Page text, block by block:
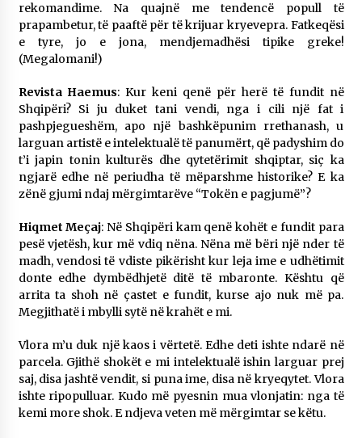
rekomandime. Na quajnë me tendencë popull të
prapambetur, të paaftë për të krijuar kryevepra. Fatkeqësi
e tyre, jo e jona, mendjemadhësi tipike greke!
(Megalomani!)
Revista Haemus: Kur keni qenë për herë të fundit në
Shqipëri? Si ju duket tani vendi, nga i cili një fat i
pashpjegueshëm, apo një bashkëpunim rrethanash, u
larguan artistë e intelektualë të panumërt, që padyshim do
t’i japin tonin kulturës dhe qytetërimit shqiptar, siç ka
ngjarë edhe në periudha të mëparshme historike? E ka
zënë gjumi ndaj mërgimtarëve “Tokën e pagjumë”?
Hiqmet Meçaj: Në Shqipëri kam qenë kohët e fundit para
pesë vjetësh, kur më vdiq nëna. Nëna më bëri një nder të
madh, vendosi të vdiste pikërisht kur leja ime e udhëtimit
donte edhe dymbëdhjetë ditë të mbaronte. Kështu që
arrita ta shoh në çastet e fundit, kurse ajo nuk më pa.
Megjithatë i mbylli sytë në krahët e mi.
Vlora m’u duk një kaos i vërtetë. Edhe deti ishte ndarë në
parcela. Gjithë shokët e mi intelektualë ishin larguar prej
saj, disa jashtë vendit, si puna ime, disa në kryeqytet. Vlora
ishte ripopulluar. Kudo më pyesnin mua vlonjatin: nga të
kemi more shok. E ndjeva veten më mërgimtar se këtu.